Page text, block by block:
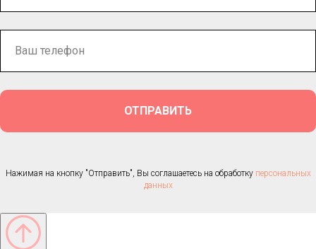
ОТПРАВИТЬ
Нажимая на кнопку "Отправить", Вы соглашаетесь на обработку персональных
данных